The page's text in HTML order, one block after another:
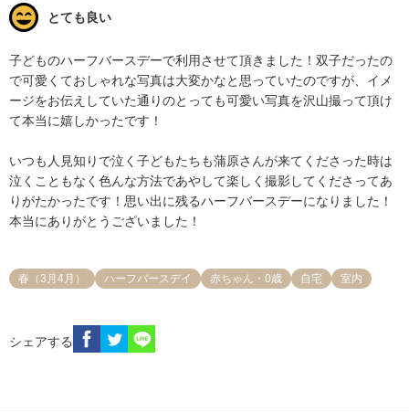
とても良い
子どものハーフバースデーで利用させて頂きました！双子だったの
で可愛くておしゃれな写真は大変かなと思っていたのですが、イメ
ージをお伝えしていた通りのとっても可愛い写真を沢山撮って頂け
て本当に嬉しかったです！
いつも人見知りで泣く子どもたちも蒲原さんが来てくださった時は
泣くこともなく色んな方法であやして楽しく撮影してくださってあ
りがたかったです！思い出に残るハーフバースデーになりました！
本当にありがとうございました！
春（3月4月） ハーフバースデイ 赤ちゃん・0歳 自宅 室内
シェアする